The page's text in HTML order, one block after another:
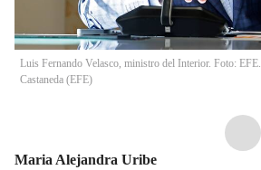
Luis Fernando Velasco, ministro del Interior. Foto: EFE.
Castaneda (EFE)
Maria Alejandra Uribe